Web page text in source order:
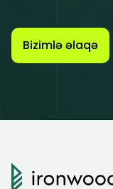
Bizimlə əlaqə